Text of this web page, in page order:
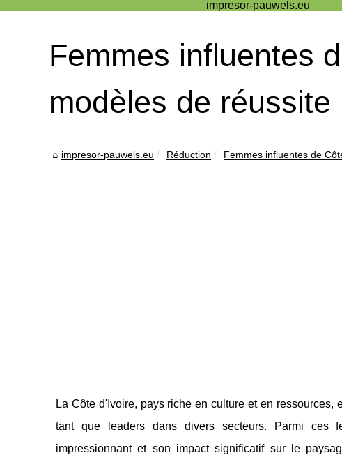
Femmes influentes
modèles de réussite
impresor-pauwels.eu Réduction Femmes influentes de
La Côte d'Ivoire, pays riche en culture et en
tant que leaders dans divers secteurs. Parmi ces
impressionnant et son impact significatif sur le
impresor-pauwels.eu